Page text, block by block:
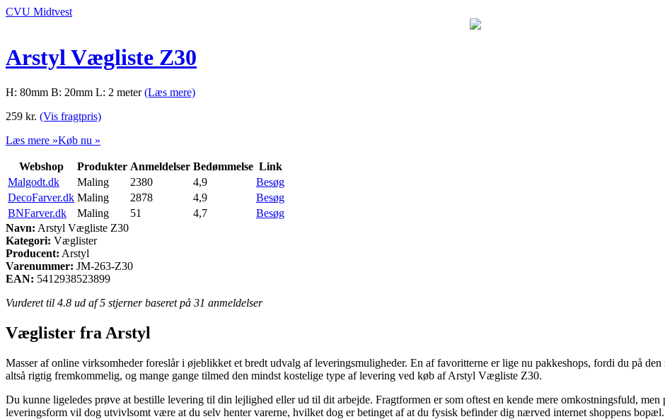
CVU Midtvest
Arstyl Vægliste Z30
H: 80mm B: 20mm L: 2 meter(Læs mere)
259 kr. (Vis fragtpris)
Læs mere »Køb nu »
Webshop Produkter Anmeldelser Bedømmelse Link
Malgodt.dk
Maling 2380 4,9
Besøg
DecoFarver.dk Maling 2878 4,9
Besøg
BNFarver.dk
Maling 51 4,7
Besøg
Navn: Arstyl Vægliste Z30
Kategori: Væglister
Producent: Arstyl
Varenummer: JM-263-Z30
EAN: 5412938523899
Vurderet til 4.8 ud af 5 stjerner baseret på 31 anmeldelser
Væglister fra Arstyl
Masser af online virksomheder foreslår i øjeblikket et bredt udvalg af leveringsmuligheder. En af favoritterne er lige nu pakkeshops, fordi du på
altså rigtig fremkommelig, og mange gange tilmed den mindst kostelige type af levering ved køb af Arstyl Vægliste Z30.
Du kunne ligeledes prøve at bestille levering til din lejlighed eller ud til dit arbejde. Fragtformen er som oftest en kende mere omkostningsfuld,
leveringsform vil dog utvivlsomt være at du selv henter varerne, hvilket dog er betinget af at du fysisk befinder dig nærved internet shoppens bopæl.